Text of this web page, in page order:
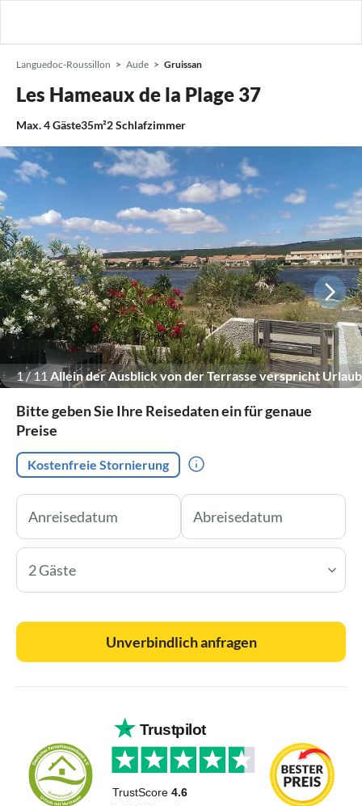
Languedoc-Roussillon Aude Gruissan
Les Hameaux de la Plage 37
Max.4Gäste35m²2Schlafzimmer
1/11 Allein der Ausblick von der Terrasse verspricht Urlaub
Bitte geben Sie Ihre Reisedaten ein für genaue
Preise
Kostenfreie Stornierung
2 Gäste
Unverbindlich anfragen